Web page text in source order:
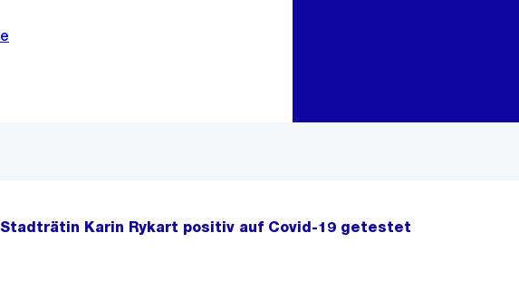
Stadträtin Karin Rykart positiv auf Covid-19 getestet